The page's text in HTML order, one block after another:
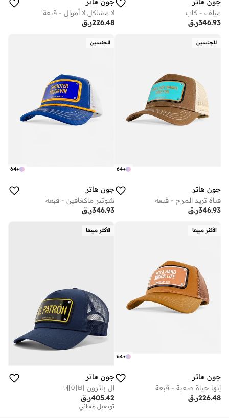
ميلف - كاب
ر.ق346.93
لا مشاكل لا أموال - قبعة
ر.ق226.48
للجنسين
+
64
جون هاتر
فتاة تريد المرح - قبعة
ر.ق346.93
للجنسين
+
64
جون هاتر
شوتير ماكغافين - قبعة
ر.ق346.93
الأكثر مبيعا
+
64
جون هاتر
إنها حياة صعبة - قبعة
ر.ق226.48
الأكثر مبيعا
جون هاتر
ال باترون 네이비
ر.ق405.42
توصيل مجاني